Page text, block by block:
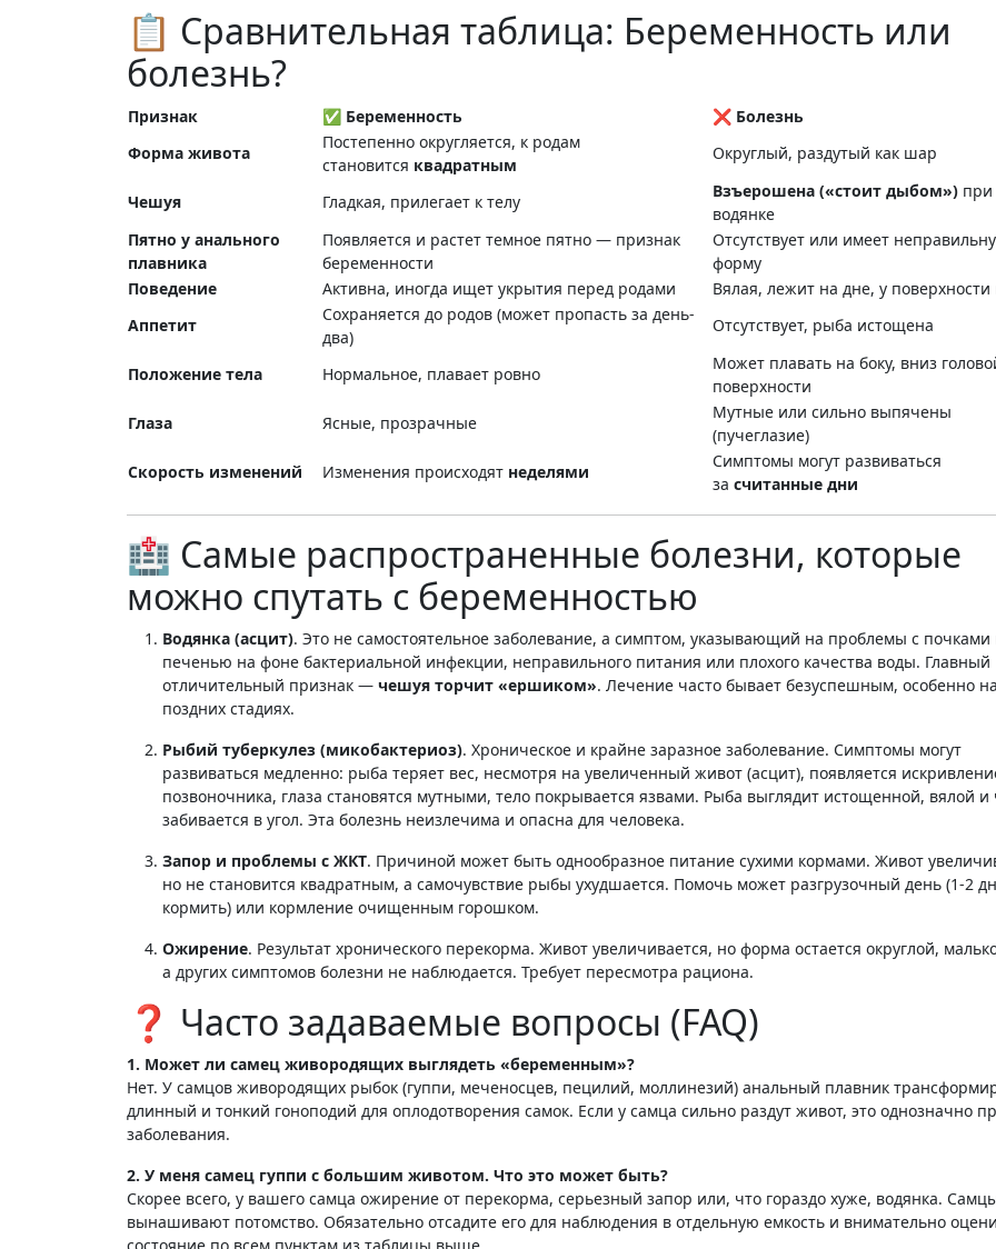
📋 Сравнительная таблица: Беременность или
болезнь?
Признак ✅ Беременность
❌ Болезнь
Форма живота
Постепенно округляется, к родам
становится квадратным
Округлый, раздутый как шар
Чешуя Гладкая, прилегает к телу
Взъерошена («стоит дыбом») при
водянке
Пятно у анального
плавника
Появляется и растет темное пятно — признак
беременности
Отсутствует или имеет
форму
Поведение
Активна, иногда ищет укрытия перед родами
Вялая, лежит на дне, у поверхности
Аппетит
Сохраняется до родов (может пропасть за день-
два)
Отсутствует, рыба истощена
Положение тела Нормальное, плавает ровно
Может плавать на боку, вниз
поверхности
Глаза
Ясные, прозрачные
Мутные или сильно выпячены
(пучеглазие)
Скорость изменений
Изменения происходят неделями
Симптомы могут развиваться
за считанные дни
🏥 Самые распространенные болезни, которые
можно спутать с беременностью
Водянка (асцит). Это не самостоятельное заболевание, а симптом, указывающий на проблемы с почками
печенью на фоне бактериальной инфекции, неправильного питания или плохого качества воды. Главный
отличительный признак — чешуя торчит «ершиком». Лечение часто бывает безуспешным, особенно на
поздних стадиях.
Рыбий туберкулез (микобактериоз). Хроническое и крайне заразное заболевание. Симптомы могут
развиваться медленно: рыба теряет вес, несмотря на увеличенный живот (асцит), появляется
позвоночника, глаза становятся мутными, тело покрывается язвами. Рыба выглядит истощенной, вялой и
забивается в угол. Эта болезнь неизлечима и опасна для человека.
Запор и проблемы с ЖКТ. Причиной может быть однообразное питание сухими кормами. Живот
но не становится квадратным, а самочувствие рыбы ухудшается. Помочь может разгрузочный день (1-2
кормить) или кормление очищенным горошком.
Ожирение. Результат хронического перекорма. Живот увеличивается, но форма остается округлой,
а других симптомов болезни не наблюдается. Требует пересмотра рациона.
❓ Часто задаваемые вопросы (FAQ)
1. Может ли самец живородящих выглядеть «беременным»?
Нет. У самцов живородящих рыбок (гуппи, меченосцев, пецилий, моллинезий) анальный плавник
длинный и тонкий гоноподий для оплодотворения самок. Если у самца сильно раздут живот, это однозначно
заболевания.
2. У меня самец гуппи с большим животом. Что это может быть?
Скорее всего, у вашего самца ожирение от перекорма, серьезный запор или, что гораздо хуже, водянка.
вынашивают потомство. Обязательно отсадите его для наблюдения в отдельную емкость и внимательно